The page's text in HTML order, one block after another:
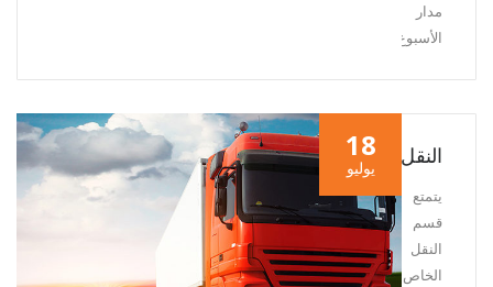
مدار
الأسبوع.
18
يوليو النقل
يتمتع
قسم
النقل
الخاص